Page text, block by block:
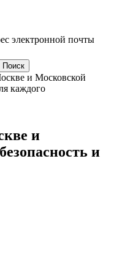
электронной почты
и Московской
каждого
и
и